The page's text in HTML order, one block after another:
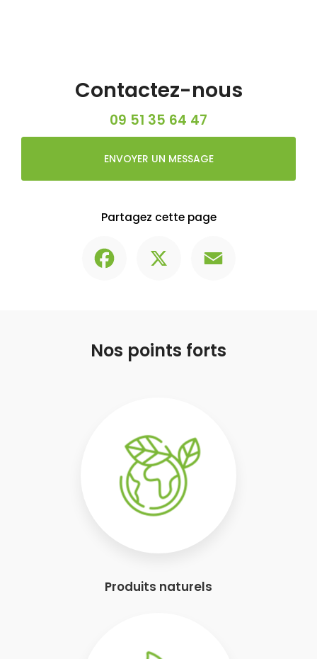
Contactez-nous
09 51 35 64 47
ENVOYER UN MESSAGE
Partagez cette page
Nos points forts
Produits naturels